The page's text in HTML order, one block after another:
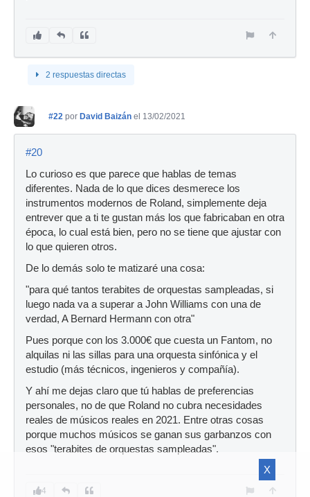
2 respuestas directas
#22 por David Baizán el 13/02/2021
#20
Lo curioso es que parece que hablas de temas
diferentes. Nada de lo que dices desmerece los
instrumentos modernos de Roland, simplemente deja
entrever que a ti te gustan más los que fabricaban en otra
época, lo cual está bien, pero no se tiene que ajustar con
lo que quieren otros.
De lo demás solo te matizaré una cosa:
"para qué tantos terabites de orquestas sampleadas, si
luego nada va a superar a John Williams con una de
verdad, A Bernard Hermann con otra"
Pues porque con los 3.000€ que cuesta un Fantom, no
alquilas ni las sillas para una orquesta sinfónica y el
estudio (más técnicos, ingenieros y compañía).
Y ahí me dejas claro que tú hablas de preferencias
personales, no de que Roland no cubra necesidades
reales de músicos reales en 2021. Entre otras cosas
porque muchos músicos se ganan sus garbanzos con
esos "terabites de orquestas sampleadas".
4
X